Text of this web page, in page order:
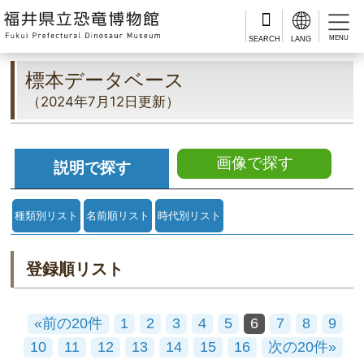
MENU
標本データベース
（2024年7月12日更新）
説明で探す 画像で探す
種類別リスト 名前順リスト 時代別リスト
登録順リスト
«前の20件 1 2 3 4 5 6 7 8
9
10
11 12 13 14 15 16 次の20件»